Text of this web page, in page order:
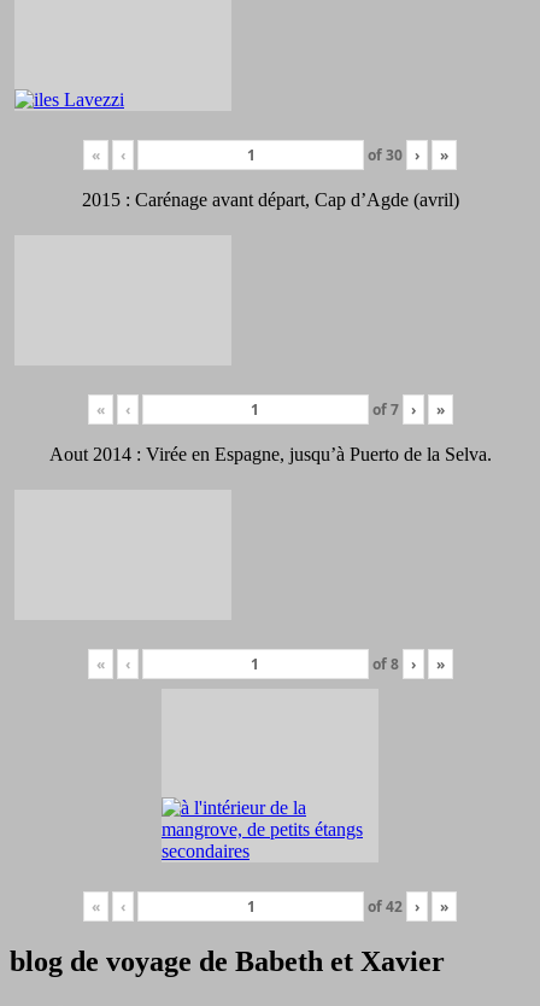
« ‹ of30 › »
2015 : Carénage avant départ, Cap d’Agde (avril)
« ‹ of7 › »
Aout 2014 : Virée en Espagne, jusqu’à Puerto de la Selva.
« ‹ of8 › »
« ‹ of42 › »
blog de voyage de Babeth et Xavier